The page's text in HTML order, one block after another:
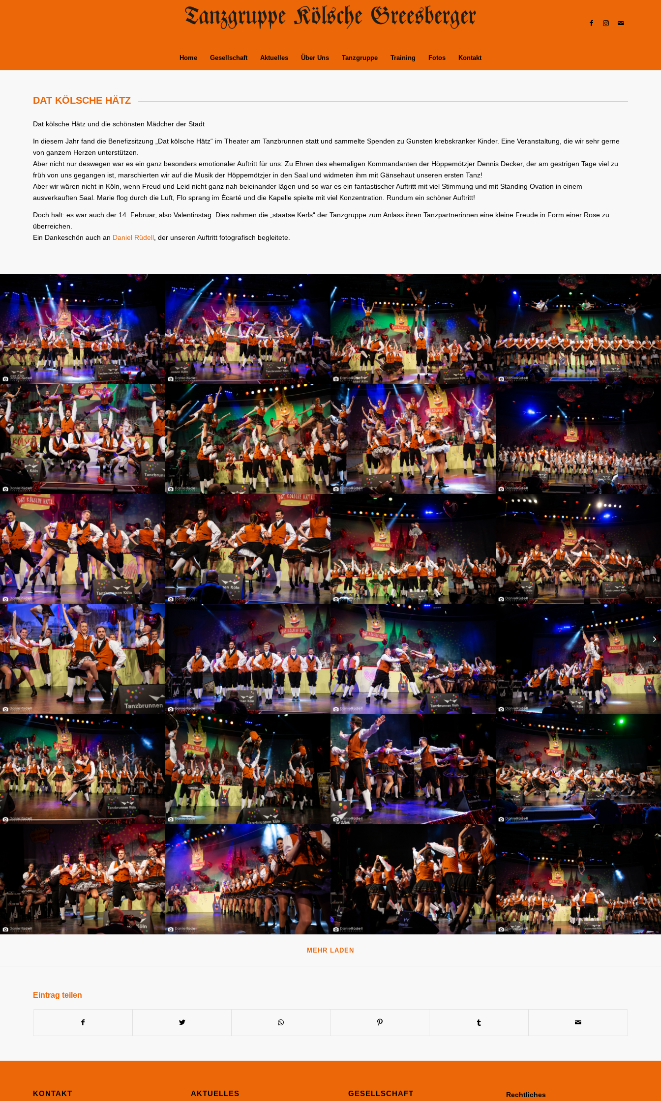
Home Gesellschaft Aktuelles Über Uns Tanzgruppe Training Fotos Kontakt
DAT KÖLSCHE HÄTZ
Dat kölsche Hätz und die schönsten Mädcher der Stadt
In diesem Jahr fand die Benefizsitzung „Dat kölsche Hätz“ im Theater am Tanzbrunnen statt und sammelte Spenden zu Gunsten krebskranker Kinder. Eine Veranstaltung, die wir sehr gerne
von ganzem Herzen unterstützen.
Aber nicht nur deswegen war es ein ganz besonders emotionaler Auftritt für uns: Zu Ehren des ehemaligen Kommandanten der Höppemötzjer Dennis Decker, der am gestrigen Tage viel zu
früh von uns gegangen ist, marschierten wir auf die Musik der Höppemötzjer in den Saal und widmeten ihm mit Gänsehaut unseren ersten Tanz!
Aber wir wären nicht in Köln, wenn Freud und Leid nicht ganz nah beieinander lägen und so war es ein fantastischer Auftritt mit viel Stimmung und mit Standing Ovation in einem
ausverkauften Saal. Marie flog durch die Luft, Flo sprang im Écarté und die Kapelle spielte mit viel Konzentration. Rundum ein schöner Auftritt!
Doch halt: es war auch der 14. Februar, also Valentinstag. Dies nahmen die „staatse Kerls“ der Tanzgruppe zum Anlass ihren Tanzpartnerinnen eine kleine Freude in Form einer Rose zu
überreichen.
Ein Dankeschön auch an Daniel Rüdell, der unseren Auftritt fotografisch begleitete.
MEHR LADEN
Eintrag teilen
KONTAKT AKTUELLES GESELLSCHAFT Rechtliches
Spürbar anders!